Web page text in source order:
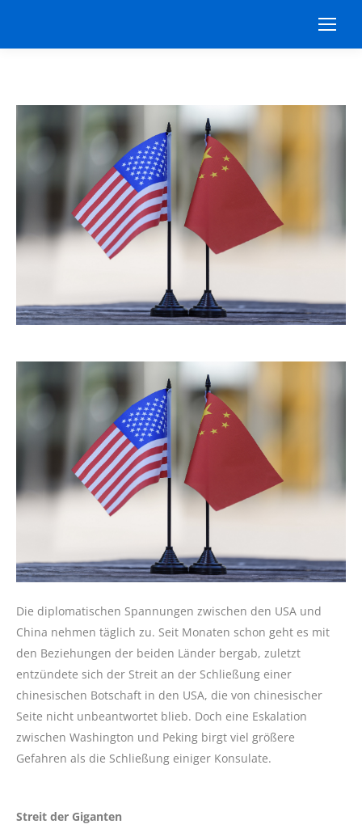
Die diplomatischen Spannungen zwischen den USA und
China nehmen täglich zu. Seit Monaten schon geht es mit
den Beziehungen der beiden Länder bergab, zuletzt
entzündete sich der Streit an der Schließung einer
chinesischen Botschaft in den USA, die von chinesischer
Seite nicht unbeantwortet blieb. Doch eine Eskalation
zwischen Washington und Peking birgt viel größere
Gefahren als die Schließung einiger Konsulate.
Streit der Giganten